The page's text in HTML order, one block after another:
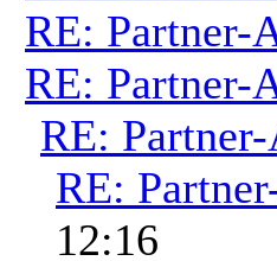
RE: Partner-
RE: Partner-
RE:
RE:
12:16